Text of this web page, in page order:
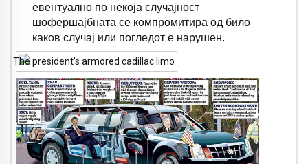
евентуално по некоја случајност
шофершајбната се компромитира од било
каков случај или погледот е нарушен.